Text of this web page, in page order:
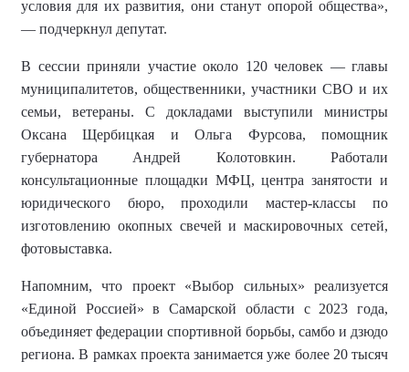
условия для их развития, они станут опорой общества»,
— подчеркнул депутат.
В сессии приняли участие около 120 человек — главы
муниципалитетов, общественники, участники СВО и их
семьи, ветераны. С докладами выступили министры
Оксана Щербицкая и Ольга Фурсова, помощник
губернатора Андрей Колотовкин. Работали
консультационные площадки МФЦ, центра занятости и
юридического бюро, проходили мастер-классы по
изготовлению окопных свечей и маскировочных сетей,
фотовыставка.
Напомним, что проект «Выбор сильных» реализуется
«Единой Россией» в Самарской области с 2023 года,
объединяет федерации спортивной борьбы, самбо и дзюдо
региона. В рамках проекта занимается уже более 20 тысяч